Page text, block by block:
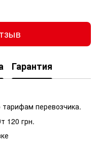
Гарантия
перевозчика.
120 грн.